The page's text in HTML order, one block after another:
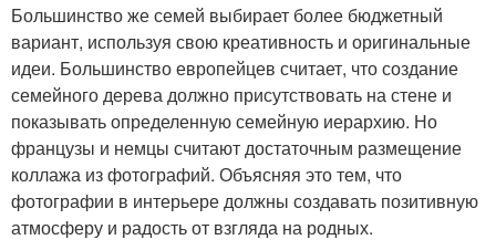
Большинство же семей выбирает более бюджетный
вариант, используя свою креативность и оригинальные
идеи. Большинство европейцев считает, что создание
семейного дерева должно присутствовать на стене и
показывать определенную семейную иерархию. Но
французы и немцы считают достаточным размещение
коллажа из фотографий. Объясняя это тем, что
фотографии в интерьере должны создавать позитивную
атмосферу и радость от взгляда на родных.